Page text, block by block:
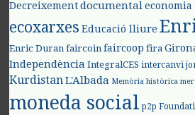
Decreixement documental economia
ecoxarxes Educació lliure
Enric Duran faircoin faircoop fira
Independència IntegralCES intercanvi
KurdistanL'Albada Memòria històrica
moneda social p2p